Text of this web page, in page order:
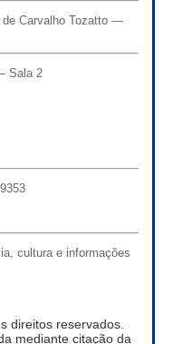
de Carvalho Tozatto —
Sala 2
cultura e informações
direitos reservados.
mediante citação da